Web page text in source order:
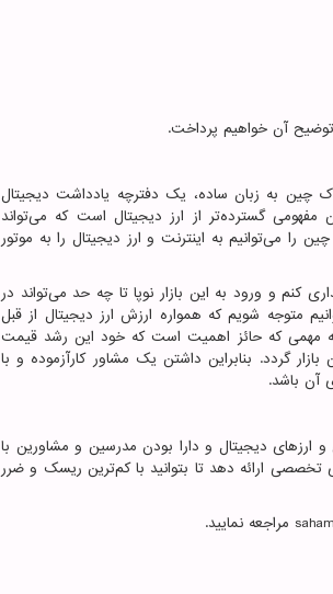
توضیح آن خواهیم پرداخت.
چین به زبان ساده، یک دفترچه یادداشت دیجیتال
گسترده‌تر از ارز دیجیتال است که می‌تواند
را می‌توانیم به اینترنت و ارز دیجیتال را به موتور
کنم و ورود به این بازار نوپا تا چه حد می‌تواند در
متوجه شویم که همواره ارزش ارز دیجیتال از قبل
مهمی ‌که حائز اهمیت است که خود این رشد قیمت
گردد. بنابراین داشتن یک مشاور کارآزموده و با
آن باشد.
و ارزهای دیجیتال و دارا بودن مدرسین و مشاورین با
تخصصی ارائه دهد تا بتوانید با کم‌ترین ریسک و ضرر
مراجعه نمایید.